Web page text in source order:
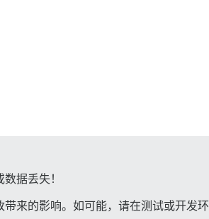
据丢失！
来的影响。如可能，请在测试或开发环